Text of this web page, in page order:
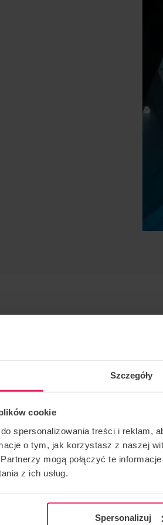
Szczegóły
cookie
spersonalizowania treści i reklam,
o tym, jak korzystasz z naszej
mogą połączyć te
z ich usług.
Spersonalizuj
спорту та стрибків з парашутом.
в тунелях і стрибках з парашутом:
3.
його табору, напишіть нам: